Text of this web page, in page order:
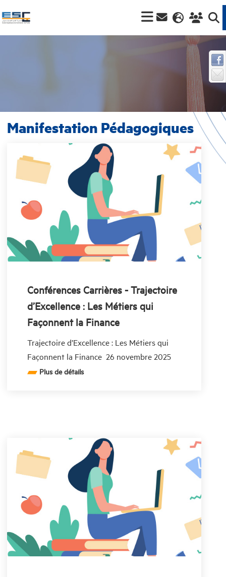
Manifestation Pédagogiques
Conférences Carrières - Trajectoire
d’Excellence : Les Métiers qui
Façonnent la Finance
Trajectoire d’Excellence : Les Métiers qui
Façonnent la Finance 26 novembre 2025
Amphi 1 – ESCT 13h30 Cette
Plus de détails